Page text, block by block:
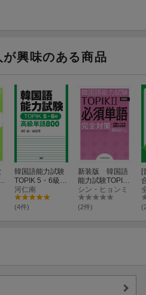
興味のある商品
韓国語能力試験
TOPIK 5・6級
高級単語800
河仁南
(4件)
新装版 韓国語
能力試験TOPIK
II 必須単語完
全対策
シン・ヒョンミ
(2件)
[